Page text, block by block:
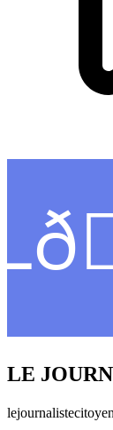
LE
lejournalistecitoyen